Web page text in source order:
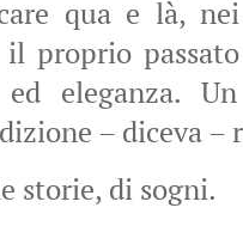
qua e là,
proprio
eleganza.
– diceva –
storie, di sogni.